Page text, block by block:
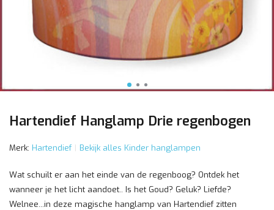
Hartendief Hanglamp Drie regenbogen
Merk: Hartendief Bekijk alles Kinder hanglampen
Wat schuilt er aan het einde van de regenboog? Ontdek het
wanneer je het licht aandoet.. Is het Goud? Geluk? Liefde?
Welnee...in deze magische hanglamp van Hartendief zitten